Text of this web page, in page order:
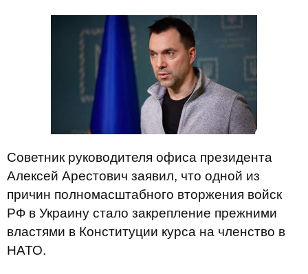
Советник руководителя офиса президента
Алексей Арестович заявил, что одной из
причин полномасштабного вторжения войск
РФ в Украину стало закрепление прежними
властями в Конституции курса на членство в
НАТО.